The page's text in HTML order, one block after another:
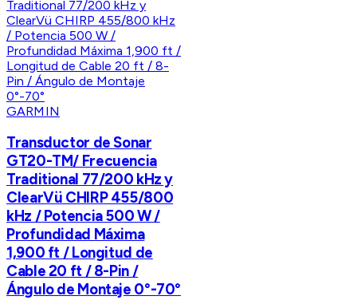
GARMIN
Transductor de Sonar
GT20-TM/ Frecuencia
Traditional 77/200 kHz y
ClearVü CHIRP 455/800
kHz / Potencia 500 W /
Profundidad Máxima
1,900 ft / Longitud de
Cable 20 ft / 8-Pin /
Ángulo de Montaje 0°-70°